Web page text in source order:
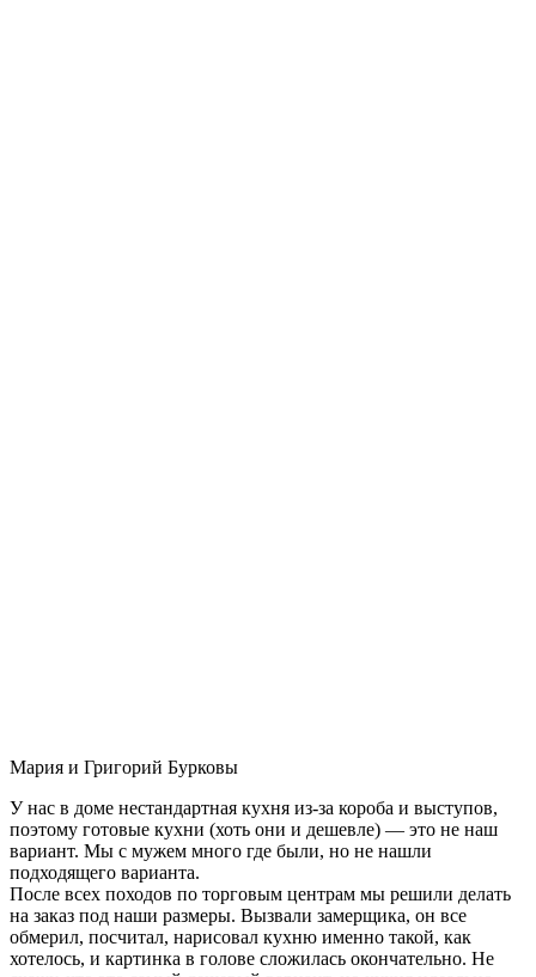
Мария и Григорий Бурковы
У нас в доме нестандартная кухня из-за короба и выступов,
поэтому готовые кухни (хоть они и дешевле) — это не наш
вариант. Мы с мужем много где были, но не нашли
подходящего варианта.
После всех походов по торговым центрам мы решили делать
на заказ под наши размеры. Вызвали замерщика, он все
обмерил, посчитал, нарисовал кухню именно такой, как
хотелось, и картинка в голове сложилась окончательно. Не